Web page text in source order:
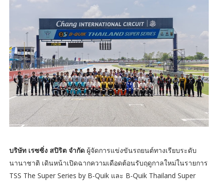
บริษัท เรซซิ่ง สปิริต จำกัด ผู้จัดการแข่งขันรถยนต์ทางเรียบระดับ
นานาชาติ เดินหน้าเปิดฉากความเดือดต้อนรับฤดูกาลใหม่ในรายการ
TSS The Super Series by B-Quik และ B-Quik Thailand Super